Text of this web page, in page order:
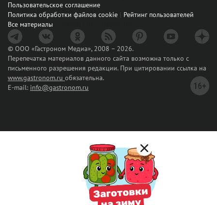
Пользовательское соглашение
Политика обработки файлов cookie
Рейтинг пользователей
Все материалы
© ООО «Гастроном Медиа», 2008 – 2026.
Перепечатка материалов данного сайта возможна только с
письменного разрешения редакции. При цитировании ссылка на
www.gastronom.ru обязательна.
E-mail: info@gastronom.ru